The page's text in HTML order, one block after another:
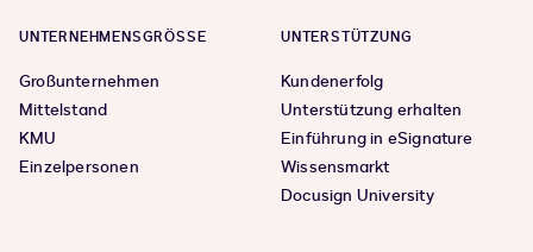
UNTERNEHMENSGRÖSSE
Großunternehmen
Mittelstand
KMU
Einzelpersonen
UNTERSTÜTZUNG
Kundenerfolg
Unterstützung erhalten
Einführung in eSignature
Wissensmarkt
Docusign University